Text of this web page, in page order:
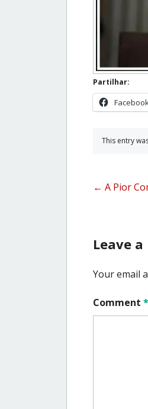
Partilhar:
This entry
Post
← A Pior
Leave a
Your email
Comment *